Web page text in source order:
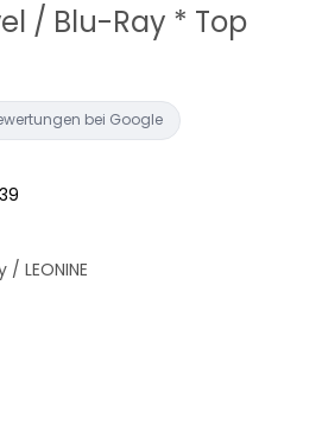
/ Blu-Ray * Top
bei Google
LEONINE